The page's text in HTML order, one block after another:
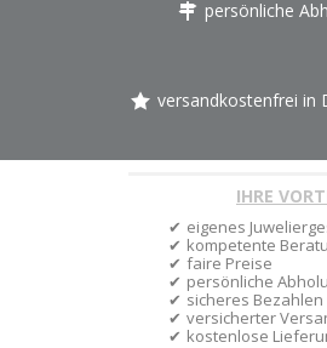
persönliche
versandkostenfrei in
IHRE
eigenes
kompetente
faire Preise
persönliche
sicheres Bezahlen
versicherter
kostenlose